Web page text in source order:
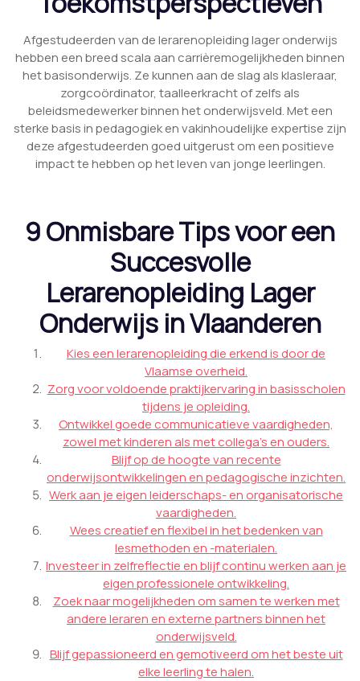
Afgestudeerden van de lerarenopleiding lager onderwijs
hebben een breed scala aan carrièremogelijkheden binnen
het basisonderwijs. Ze kunnen aan de slag als klasleraar,
zorgcoördinator, taalleerkracht of zelfs als
beleidsmedewerker binnen het onderwijsveld. Met een
sterke basis in pedagogiek en vakinhoudelijke expertise zijn
deze afgestudeerden goed uitgerust om een positieve
impact te hebben op het leven van jonge leerlingen.
9 Onmisbare Tips voor een
Succesvolle
Lerarenopleiding Lager
Onderwijs in Vlaanderen
Kies een lerarenopleiding die erkend is door de
Vlaamse overheid.
Zorg voor voldoende praktijkervaring in basisscholen
tijdens je opleiding.
Ontwikkel goede communicatieve vaardigheden,
zowel met kinderen als met collega’s en ouders.
Blijf op de hoogte van recente
onderwijsontwikkelingen en pedagogische inzichten.
Werk aan je eigen leiderschaps- en organisatorische
vaardigheden.
Wees creatief en flexibel in het bedenken van
lesmethoden en -materialen.
Investeer in zelfreflectie en blijf continu werken aan je
eigen professionele ontwikkeling.
Zoek naar mogelijkheden om samen te werken met
andere leraren en externe partners binnen het
onderwijsveld.
Blijf gepassioneerd en gemotiveerd om het beste uit
elke leerling te halen.